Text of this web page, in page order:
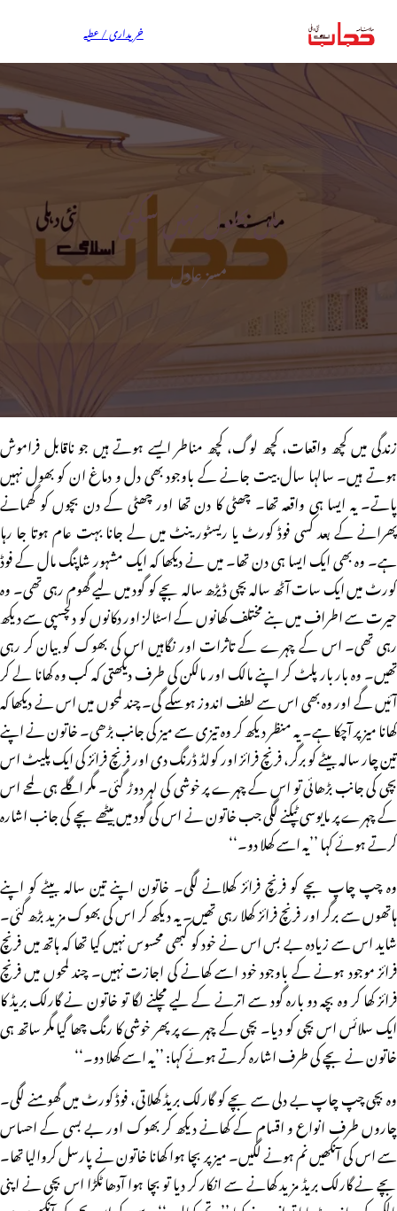
خریداری / عطیہ
میں بھول نہیں سکتی
مسز عادل
زندگی میں کچھ واقعات، کچھ لوگ، کچھ مناطر ایسے ہوتے ہیں جو ناقابل فراموش
ہوتے ہیں۔ سالہا سال بیت جانے کے باوجود بھی دل و دماغ ان کو بھول نہیں
پاتے۔ یہ ایسا ہی واقعہ تھا۔ چھٹی کا دن تھا اور چھٹی کے دن بچوں کو گھمانے
پھرانے کے بعد کسی فوڈ کورٹ یا ریسٹورینٹ میں لے جانا بہت عام ہوتا جا رہا
ہے۔ وہ بھی ایک ایسا ہی دن تھا۔ میں نے دیکھا کہ ایک مشہور شاپنگ مال کے فوڈ
کورٹ میں ایک سات آٹھ سالہ بچی ڈیڑھ سالہ بچے کو گود میں لیے گھوم رہی تھی۔ وہ
حیرت سے اطراف میں بنے مختلف کھانوں کے اسٹالز اور دکانوں کو دلچسپی سے دیکھ
رہی تھی۔ اس کے چہرے کے تاثرات اور نگاہیں اس کی بھوک کو بیان کر رہی
تھیں۔ وہ بار بار پلٹ کر اپنے مالک اور مالکن کی طرف دیکھتی کہ کب وہ کھانا لے کر
آئیں گے اور وہ بھی اس سے لطف اندوز ہوسکے گی۔ چند لمحوں میں اس نے دیکھا کہ
کھانا میز پر آچکا ہے۔ یہ منظر دیکھ کر وہ تیزی سے میز کی جانب بڑھی۔ خاتون نے اپنے
تین چار سالہ بیٹے کو برگر، فرنچ فرائز اور کولڈ ڈرنگ دی اور فرنچ فرائز کی ایک پلیٹ اس
بچی کی جانب بڑھائی تو اس کے چہرے پر خوشی کی لہر دوڑ گئی۔ مگر اگلے ہی لمحے اس
کے چہرے پر مایوسی ٹپکنے لگی جب خاتون نے اس کی گود میں بیٹھے بچے کی جانب اشارہ
کرتے ہوئے کہا ’’یہ اسے کھلا دو۔‘‘
وہ چپ چاپ بچے کو فرنچ فرائز کھلانے لگی۔ خاتون اپنے تین سالہ بیٹے کو اپنے
ہاتھوں سے برگر اور فرنچ فرائز کھلا رہی تھیں۔ یہ دیکھ کر اس کی بھوک مزید بڑھ گئی۔
شاید اس سے زیادہ بے بس اس نے خود کو کبھی محسوس نہیں کیا تھا کہ ہاتھ میں فرنچ
فرائز موجود ہونے کے باوجود خود اسے کھانے کی اجازت نہیں۔ چند لمحوں میں فرنچ
فرائز کھا کر وہ بچہ دو بارہ گود سے اترنے کے لیے مچلنے لگا تو خاتون نے گارلک بریڈ کا
ایک سلائس اس بچی کو دیا۔ بچی کے چہرے پر پھر خوشی کا رنگ چھا گیا مگر ساتھ ہی
خاتون نے بچے کی طرف اشارہ کرتے ہوئے کہا: ’’یہ اسے کھلا دو۔‘‘
وہ بچی چپ چاپ بے دلی سے بچے کو گارلک بریڈ کھلاتی، فوڈ کورٹ میں گھومنے لگی۔
چاروں طرف انواع و اقسام کے کھانے دیکھ کر بھوک اور بے بسی کے احساس
سے اس کی آنکھیں نم ہونے لگیں۔ میز پر بچا ہوا کھانا خاتون نے پارسل کروالیا تھا۔
بچے نے گارلک بریڈ مزید کھانے سے انکار کر دیا تو بچا ہوا آدھا ٹکڑا اس بچی نے اپنی